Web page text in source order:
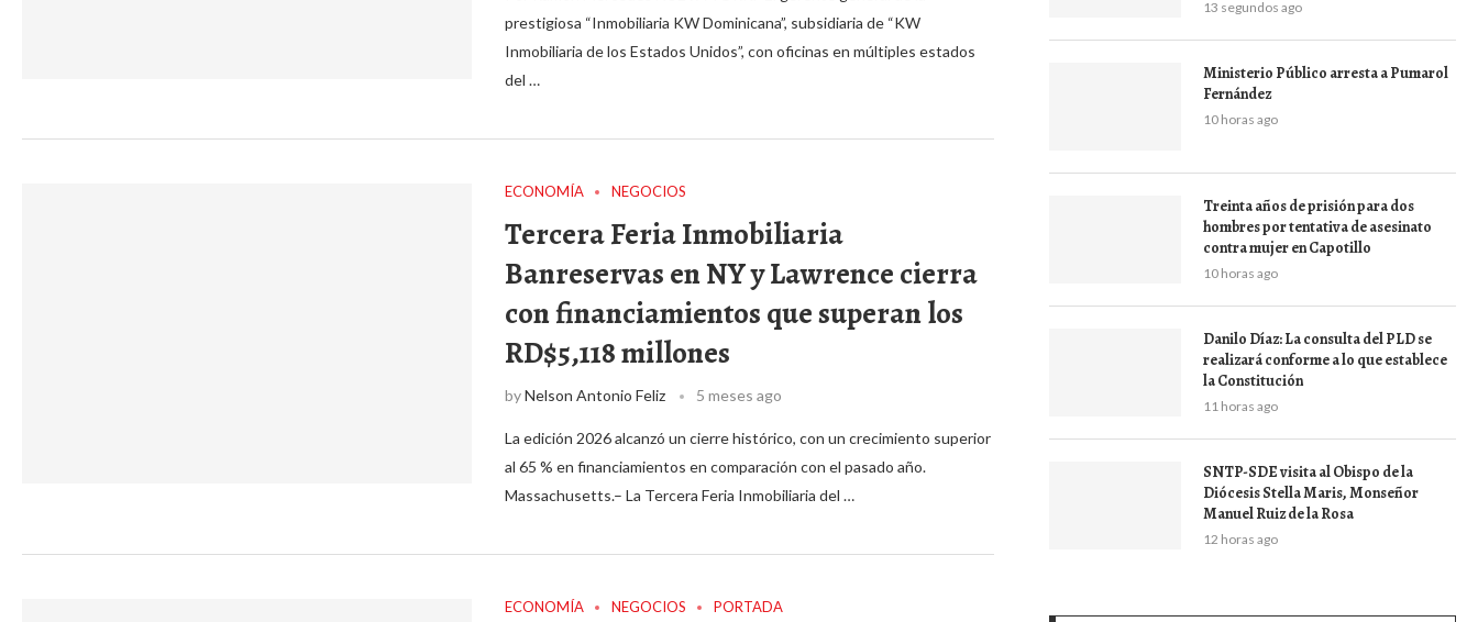
prestigiosa “Inmobiliaria KW Dominicana”, subsidiaria de “KW
Inmobiliaria de los Estados Unidos”, con oficinas en múltiples estados
del …
ECONOMÍA NEGOCIOS
Tercera Feria Inmobiliaria
Banreservas en NY y Lawrence cierra
con financiamientos que superan los
RD$5,118 millones
byNelson Antonio Feliz 5 meses ago
La edición 2026 alcanzó un cierre histórico, con un crecimiento superior
al 65 % en financiamientos en comparación con el pasado año.
Massachusetts.– La Tercera Feria Inmobiliaria del …
ECONOMÍA NEGOCIOS PORTADA
13 segundos ago
Ministerio Público arresta a Pumarol
Fernández
10 horas ago
Treinta años de prisión para dos
hombres por tentativa de asesinato
contra mujer en Capotillo
10 horas ago
Danilo Díaz: La consulta del PLD se
realizará conforme a lo que establece
la Constitución
11 horas ago
SNTP-SDE visita al Obispo de la
Diócesis Stella Maris, Monseñor
Manuel Ruiz de la Rosa
12 horas ago